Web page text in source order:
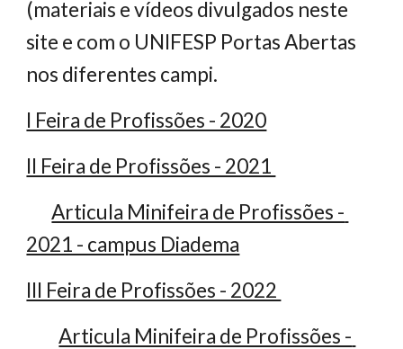
(materiais e vídeos divulgados neste
site e com o UNIFESP Portas Abertas
nos diferentes campi.
I Feira de Profissões - 2020
II Feira de Profissões - 2021
Articula Minifeira de Profissões -
2021 - campus Diadema
III Feira de Profissões - 2022
Articula Minifeira de Profissões -